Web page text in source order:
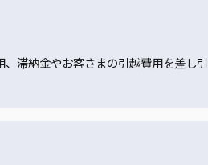
滞納金やお客さまの引越費用を差し